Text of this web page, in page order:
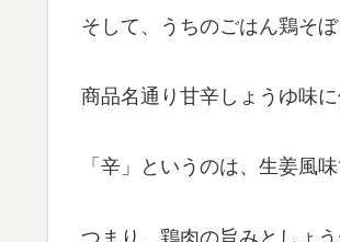
そして、うちのごはん鶏そ
商品名通り甘辛しょうゆ味に
「辛」というのは、生姜風味
つまり、鶏肉の旨みとしょ